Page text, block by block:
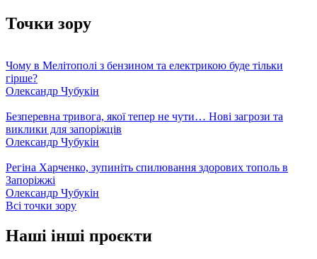
Точки зору
Чому в Мелітополі з бензином та електрикою буде тільки
гірше?
Олександр Чубукін
Безперевна тривога, якої тепер не чути… Нові загрози та
виклики для запоріжців
Олександр Чубукін
Регіна Харченко, зупиніть спилювання здорових тополь в
Запоріжжі
Олександр Чубукін
Всі точки зору
Наші інші проєкти